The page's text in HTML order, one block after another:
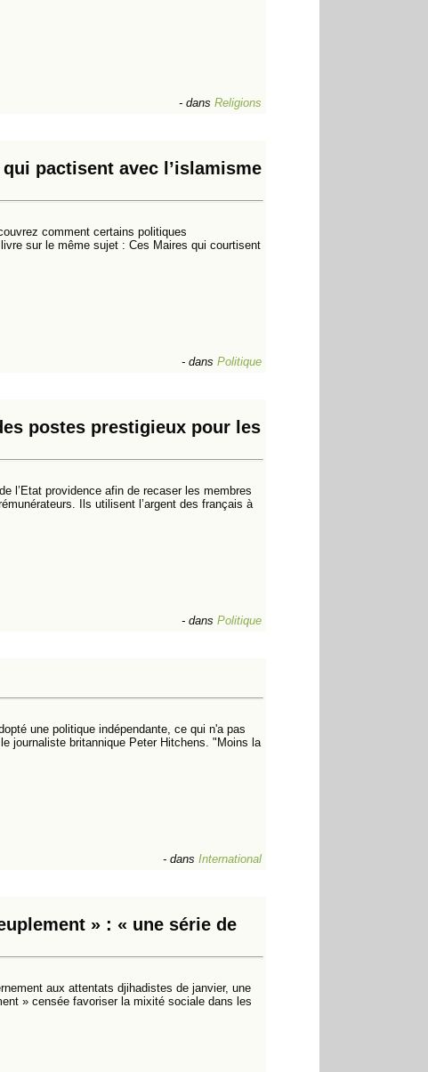
- dans Religions
pactisent avec l’islamisme
comment certains politiques
sur le même sujet : Ces Maires qui courtisent
- dans Politique
postes prestigieux pour les
l’Etat providence afin de recaser les membres
Ils utilisent l’argent des français à
- dans Politique
une politique indépendante, ce qui n'a pas
journaliste britannique Peter Hitchens. "Moins la
- dans International
» : « une série de
aux attentats djihadistes de janvier, une
» censée favoriser la mixité sociale dans les